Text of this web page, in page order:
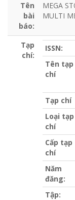
Tên
bài
báo:
MEGA
MULTI
Tạp
chí:
ISSN:
Tên tạp
chí
Tạp chí
Loại tạp
chí
Cấp tạp
chí
Năm
đăng:
Tập: